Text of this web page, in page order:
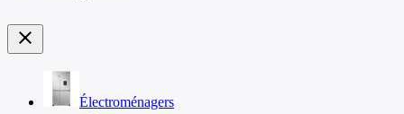
close
Électroménagers